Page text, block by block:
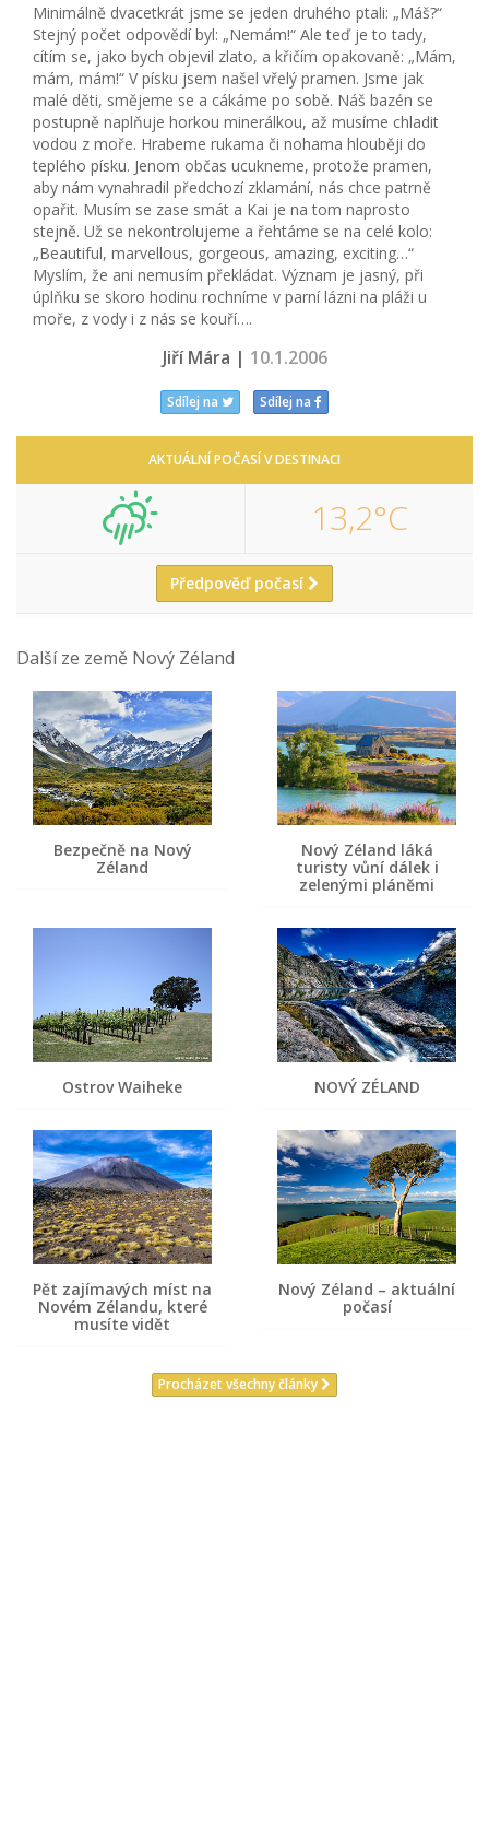
Minimálně dvacetkrát jsme se jeden druhého ptali: „Máš?“
Stejný počet odpovědí byl: „Nemám!“ Ale teď je to tady,
cítím se, jako bych objevil zlato, a křičím opakovaně: „Mám,
mám, mám!“ V písku jsem našel vřelý pramen. Jsme jak
malé děti, smějeme se a cákáme po sobě. Náš bazén se
postupně naplňuje horkou minerálkou, až musíme chladit
vodou z moře. Hrabeme rukama či nohama hlouběji do
teplého písku. Jenom občas ucukneme, protože pramen,
aby nám vynahradil předchozí zklamání, nás chce patrně
opařit. Musím se zase smát a Kai je na tom naprosto
stejně. Už se nekontrolujeme a řehtáme se na celé kolo:
„Beautiful, marvellous, gorgeous, amazing, exciting…“
Myslím, že ani nemusím překládat. Význam je jasný, při
úplňku se skoro hodinu rochníme v parní lázni na pláži u
moře, z vody i z nás se kouří….
Jiří Mára | 10.1.2006
Sdílej na Sdílej na
AKTUÁLNÍ POČASÍ V DESTINACI
13,2°C
Předpověď počasí
Další ze země Nový Zéland
Bezpečně na Nový
Zéland
Nový Zéland láká
turisty vůní dálek i
zelenými pláněmi
Ostrov Waiheke NOVÝ ZÉLAND
Pět zajímavých míst na
Novém Zélandu, které
musíte vidět
Nový Zéland – aktuální
počasí
Procházet všechny články